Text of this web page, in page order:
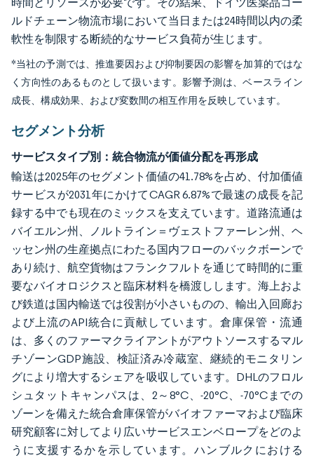
ルドチェーン物流市場において当日または24時間以内の柔
軟性を制限する断続的なサービス負荷が生じます。
*当社の予測では、推進要因および抑制要因の影響を加算的ではな
く方向性のあるものとして扱います。影響予測は、ベースライン
成長、構成効果、および変数間の相互作用を反映しています。
セグメント分析
サービスタイプ別：統合物流が価値分配を再形成
輸送は2025年のセグメント価値の41.78%を占め、付加価値
サービスが2031年にかけてCAGR 6.87%で最速の成長を記
録する中でも現在のミックスを支えています。道路流通は
バイエルン州、ノルトライン＝ヴェストファーレン州、ヘ
ッセン州の生産拠点にわたる国内フローのバックボーンで
あり続け、航空貨物はフランクフルトを通じて時間的に重
要なバイオロジクスと臨床材料を橋渡しします。海上およ
び鉄道は国内輸送では役割が小さいものの、輸出入回廊お
よび上流のAPI統合に貢献しています。倉庫保管・流通
は、多くのファーマクライアントがアウトソースするマル
チゾーンGDP施設、検証済み冷蔵室、継続的モニタリン
グにより増大するシェアを吸収しています。DHLのフロル
シュタットキャンパスは、2～8°C、-20°C、-70°Cまでの
ゾーンを備えた統合倉庫保管がバイオファーマおよび臨床
研究顧客に対してより広いサービスエンベロープをどのよ
うに支援するかを示しています。ハンブルクにおける